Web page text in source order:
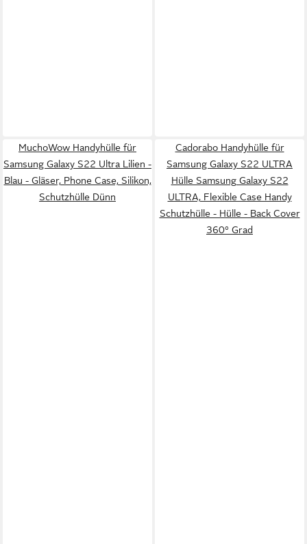
MuchoWow Handyhülle für
Samsung Galaxy S22 Ultra Lilien -
Blau - Gläser, Phone Case, Silikon,
Schutzhülle Dünn
Cadorabo Handyhülle für
Samsung Galaxy S22 ULTRA
Hülle Samsung Galaxy S22
ULTRA, Flexible Case Handy
Schutzhülle - Hülle - Back Cover
360° Grad